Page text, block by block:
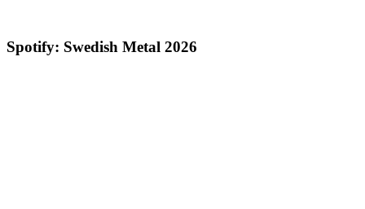
Spotify: Swedish Metal 2026